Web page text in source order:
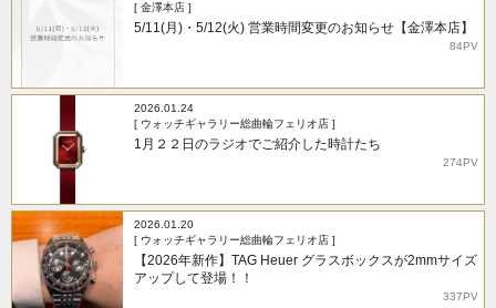
[ 金澤本店 ]
5/11(月)・5/12(火) 営業時間変更のお知らせ【金澤本店】
84PV
2026.01.24
[ ウォッチギャラリー総曲輪フェリオ店 ]
1月２２日のラジオでご紹介した時計たち
274PV
2026.01.20
[ ウォッチギャラリー総曲輪フェリオ店 ]
【2026年新作】TAG Heuer グラスボックスが2mmサイズ
アップして登場！！
337PV